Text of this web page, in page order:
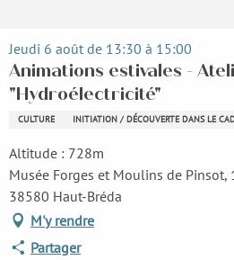
Jeudi 6 août de 13:30 à 15:00
Animations estivales -
"Hydroélectricité"
CULTURE INITIATION / DÉCOUVERTE DANS LE
Altitude : 728m
Musée Forges et Moulins de Pinsot,
38580 Haut-Bréda
M'y rendre
Partager